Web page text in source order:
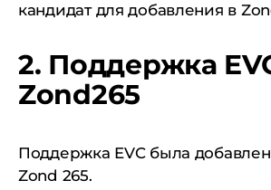
кандидат для добавления в
2. Поддержка
Zond265
Поддержка EVC была
Zond 265.